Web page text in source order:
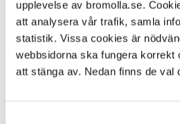
upplevelse av bromolla.se.
att analysera vår trafik, samla
statistik. Vissa cookies är
webbsidorna ska fungera korrekt
att stänga av. Nedan finns de val
Webbsida
Vår styrelse är politiskt vald och
organisationen och
politiskt vald och har ansvar för